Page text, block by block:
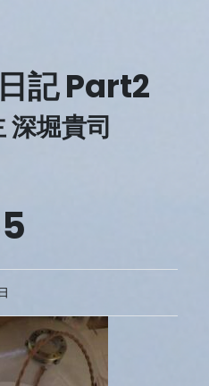
記 Part2
深堀貴司
29
日